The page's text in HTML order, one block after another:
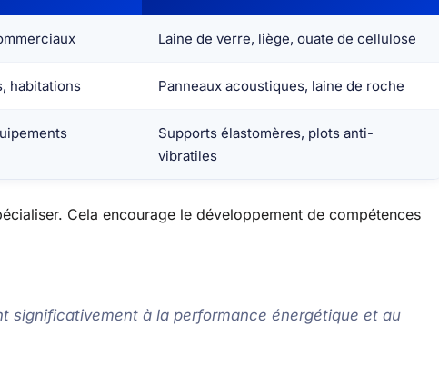
Laine de verre, liège, ouate de cellulose
habitations Panneaux acoustiques, laine de roche
Supports élastomères, plots anti-
vibratiles
Cela encourage le développement de compétences
significativement à la performance énergétique et au